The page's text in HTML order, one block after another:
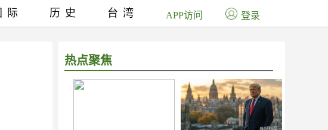
热点聚焦
际 历史 台湾 APP访问 登录